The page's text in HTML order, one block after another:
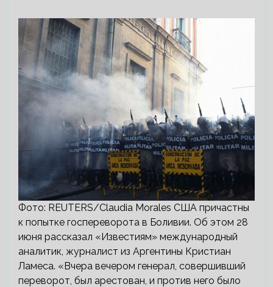
Фото: REUTERS/Claudia Morales США причастны
к попытке госпереворота в Боливии. Об этом 28
июня рассказал «Известиям» международный
аналитик, журналист из Аргентины Кристиан
Ламеса. «Вчера вечером генерал, совершивший
переворот, был арестован, и против него было